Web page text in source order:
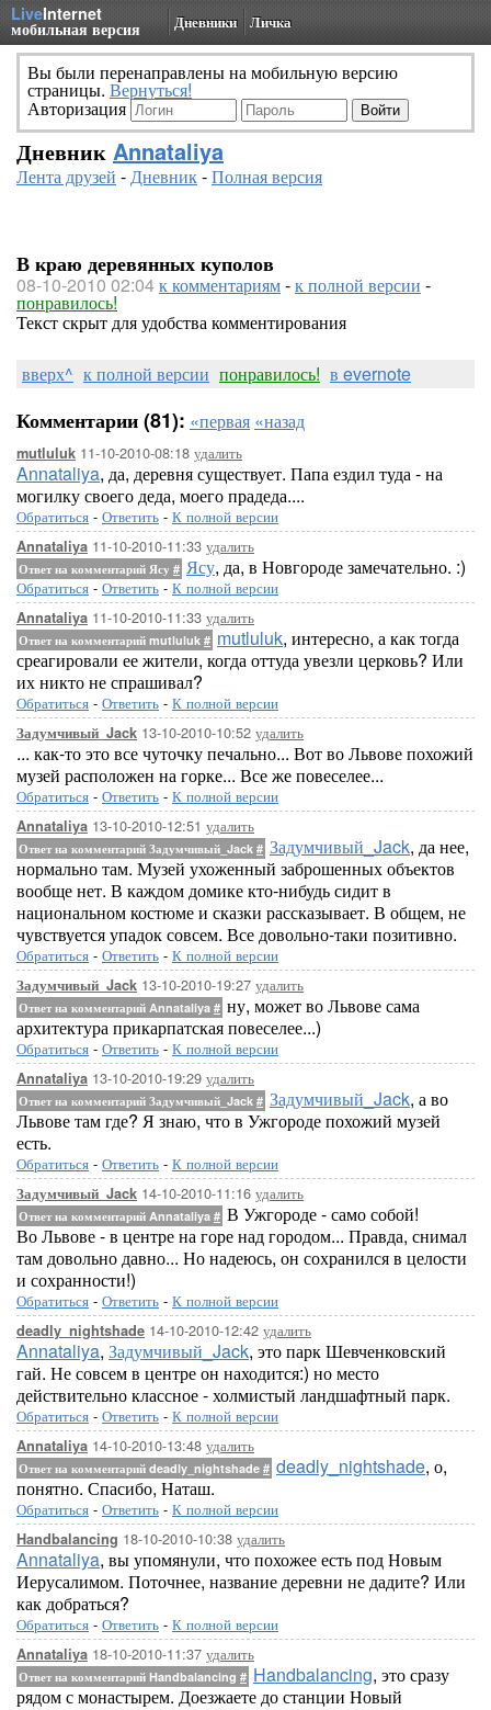
LiveInternet
мобильная версия Дневники Личка
Вы были перенаправлены на мобильную версию
страницы. Вернуться!
Авторизация
Дневник Annataliya
Лента друзей -Дневник-Полная версия
В краю деревянных куполов
08-10-2010 02:04к комментариям-к полной версии -
понравилось!
Текст скрыт для удобства комментирования
вверх^ к полной версии понравилось! в evernote
Комментарии (81): «первая «назад
mutluluk 11-10-2010-08:18 удалить
Annataliya, да, деревня существует. Папа ездил туда - на
могилку своего деда, моего прадеда....
Обратиться - Ответить - К полной версии
Annataliya 11-10-2010-11:33 удалить
Ответ на комментарий Ясу # Ясу, да, в Новгороде замечательно. :)
Обратиться - Ответить - К полной версии
Annataliya 11-10-2010-11:33 удалить
Ответ на комментарий mutluluk # mutluluk, интересно, а как тогда
среагировали ее жители, когда оттуда увезли церковь? Или
их никто не спрашивал?
Обратиться - Ответить - К полной версии
Задумчивый_Jack 13-10-2010-10:52 удалить
... как-то это все чуточку печально... Вот во Львове похожий
музей расположен на горке... Все же повеселее...
Обратиться - Ответить - К полной версии
Annataliya 13-10-2010-12:51 удалить
Ответ на комментарий Задумчивый_Jack # Задумчивый_Jack, да нее,
нормально там. Музей ухоженный заброшенных объектов
вообще нет. В каждом домике кто-нибудь сидит в
национальном костюме и сказки рассказывает. В общем, не
чувствуется упадок совсем. Все довольно-таки позитивно.
Обратиться - Ответить - К полной версии
Задумчивый_Jack 13-10-2010-19:27 удалить
Ответ на комментарий Annataliya # ну, может во Львове сама
архитектура прикарпатская повеселее...)
Обратиться - Ответить - К полной версии
Annataliya 13-10-2010-19:29 удалить
Ответ на комментарий Задумчивый_Jack # Задумчивый_Jack, а во
Львове там где? Я знаю, что в Ужгороде похожий музей
есть.
Обратиться - Ответить - К полной версии
Задумчивый_Jack 14-10-2010-11:16 удалить
Ответ на комментарий Annataliya # В Ужгороде - само собой!
Во Львове - в центре на горе над городом... Правда, снимал
там довольно давно... Но надеюсь, он сохранился в целости
и сохранности!)
Обратиться - Ответить - К полной версии
deadly_nightshade 14-10-2010-12:42 удалить
Annataliya, Задумчивый_Jack, это парк Шевченковский
гай. Не совсем в центре он находится:) но место
действительно классное - холмистый ландшафтный парк.
Обратиться - Ответить - К полной версии
Annataliya 14-10-2010-13:48 удалить
Ответ на комментарий deadly_nightshade # deadly_nightshade, о,
понятно. Спасибо, Наташ.
Обратиться - Ответить - К полной версии
Handbalancing 18-10-2010-10:38 удалить
Annataliya, вы упомянули, что похожее есть под Новым
Иерусалимом. Поточнее, название деревни не дадите? Или
как добраться?
Обратиться - Ответить - К полной версии
Annataliya 18-10-2010-11:37 удалить
Ответ на комментарий Handbalancing # Handbalancing, это сразу
рядом с монастырем. Доезжаете до станции Новый